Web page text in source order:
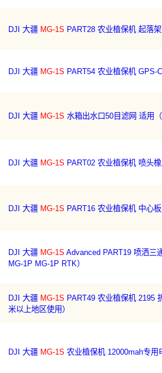
DJI 大疆 MG-1S PART28 农业植保机 起落
DJI 大疆 MG-1S PART54 农业植保机 GPS-
DJI 大疆 MG-1S 水箱出水口50目滤网 适用
DJI 大疆 MG-1S PART02 农业植保机 喷头
DJI 大疆 MG-1S PART16 农业植保机 中心
DJI 大疆 MG-1S Advanced PART19 喷洒三
MG-1P MG-1P RTK）
DJI 大疆 MG-1S PART49 农业植保机 2195
米以上地区使用）
DJI 大疆 MG-1S 农业植保机 12000mah专用